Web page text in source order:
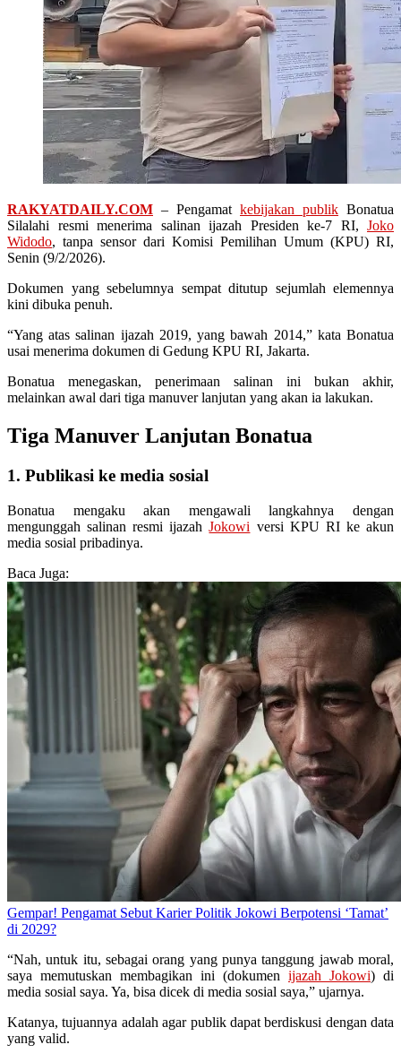
RAKYATDAILY.COM – Pengamat kebijakan publik Bonatua
Silalahi resmi menerima salinan ijazah Presiden ke-7 RI, Joko
Widodo, tanpa sensor dari Komisi Pemilihan Umum (KPU) RI,
Senin (9/2/2026).
Dokumen yang sebelumnya sempat ditutup sejumlah elemennya
kini dibuka penuh.
“Yang atas salinan ijazah 2019, yang bawah 2014,” kata Bonatua
usai menerima dokumen di Gedung KPU RI, Jakarta.
Bonatua menegaskan, penerimaan salinan ini bukan akhir,
melainkan awal dari tiga manuver lanjutan yang akan ia lakukan.
Tiga Manuver Lanjutan Bonatua
1. Publikasi ke media sosial
Bonatua mengaku akan mengawali langkahnya dengan
mengunggah salinan resmi ijazahJokowi versi KPU RI ke akun
media sosial pribadinya.
Baca Juga:
Gempar! Pengamat Sebut Karier Politik Jokowi Berpotensi ‘Tamat’
di 2029?
“Nah, untuk itu, sebagai orang yang punya tanggung jawab moral,
saya memutuskan membagikan ini (dokumen ijazah Jokowi) di
media sosial saya. Ya, bisa dicek di media sosial saya,” ujarnya.
Katanya, tujuannya adalah agar publik dapat berdiskusi dengan data
yang valid.